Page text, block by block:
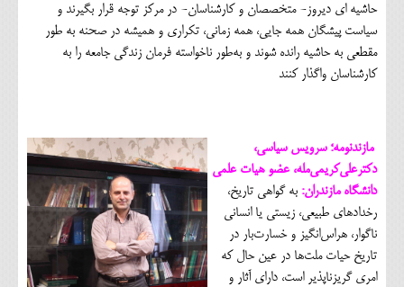
سیاسی
خانه
حاشیه ای دیروز- متخصصان و کارشناسان- در مرکز توجه قرار بگیرند و
سیاست پیشگان همه جایی، همه زمانی، تکراری و همیشه در صحنه به طور
مقطعی به حاشیه رانده شوند و به‌طور ناخواسته فرمان زندگی جامعه را به
کارشناسان واگذار کنند
مازندنومه؛ سرویس سیاسی،
دکترعلی‌کریمی‌مله، عضو هیات علمی
دانشگاه مازندران: به گواهی تاریخ،
رخدادهای طبیعی، زیستی یا انسانی
ناگوار، هراس‌انگیز و خسارت‌بار در
تاریخ حیات ملت‌ها در عین حال که
امری گریزناپذیر است، دارای آثار و